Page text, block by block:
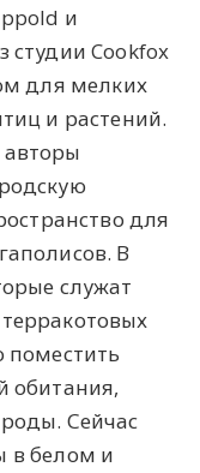
и
студии Cookfox
для мелких
и растений.
для
В
служат
обитания,
Сейчас
в белом и